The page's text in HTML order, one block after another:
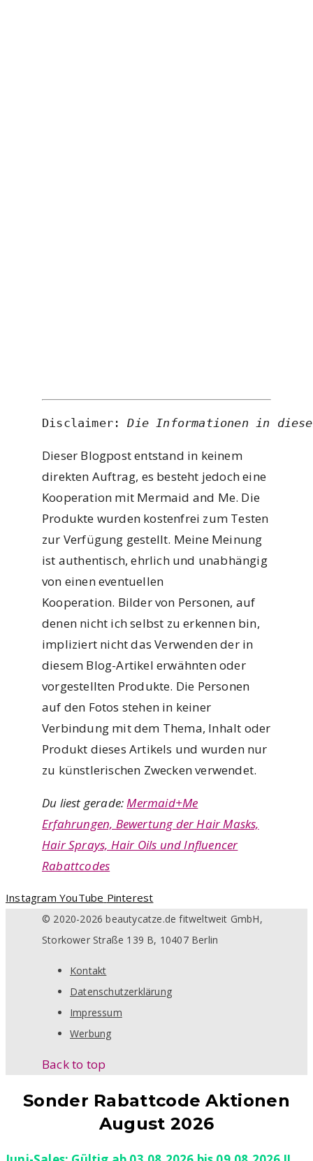
Disclaimer: Die Informationen in
Dieser Blogpost entstand in keinem
direkten Auftrag, es besteht jedoch eine
Kooperation mit Mermaid and Me. Die
Produkte wurden kostenfrei zum Testen
zur Verfügung gestellt. Meine Meinung
ist authentisch, ehrlich und unabhängig
von einen eventuellen
Kooperation. Bilder von Personen, auf
denen nicht ich selbst zu erkennen bin,
impliziert nicht das Verwenden der in
diesem Blog-Artikel erwähnten oder
vorgestellten Produkte. Die Personen
auf den Fotos stehen in keiner
Verbindung mit dem Thema, Inhalt oder
Produkt dieses Artikels und wurden nur
zu künstlerischen Zwecken verwendet.
Du liest gerade:Mermaid+Me
Erfahrungen, Bewertung der Hair Masks,
Hair Sprays, Hair Oils und Influencer
Rabattcodes
Instagram YouTube Pinterest
© 2020-2026 beautycatze.de fitweltweit GmbH,
Storkower Straße 139 B, 10407 Berlin
Kontakt
Datenschutzerklärung
Impressum
Werbung
Back to top
Sonder Rabattcode Aktionen
August 2026